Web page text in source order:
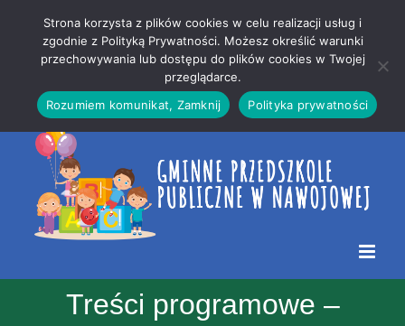
treści
strony
Treści programowe –
Strona korzysta z plików cookies w celu realizacji usług i
zgodnie z Polityką Prywatności. Możesz określić warunki
przechowywania lub dostępu do plików cookies w Twojej
przeglądarce.
Rozumiem komunikat, Zamknij
Polityka prywatności